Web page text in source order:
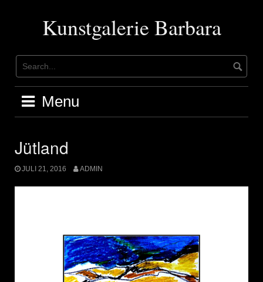
Kunstgalerie Barbara
Menu
Jütland
JULI 21, 2016 ADMIN